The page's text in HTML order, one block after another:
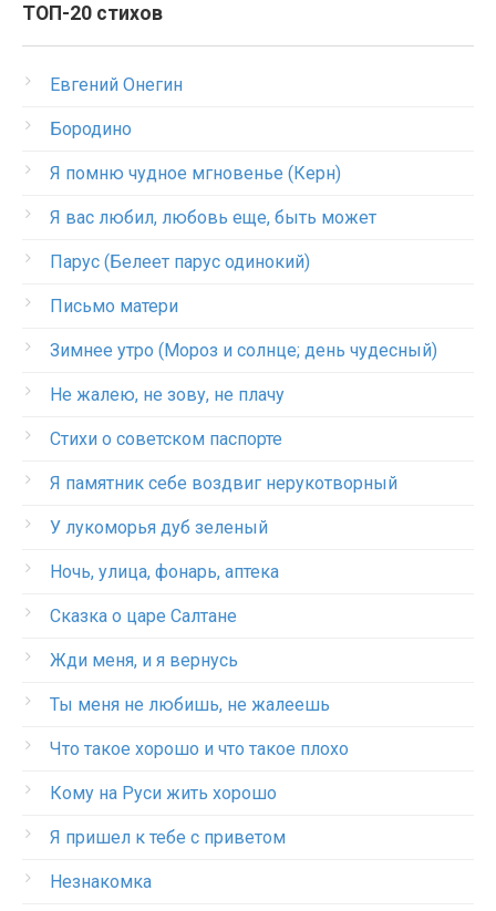
ТОП-20 стихов
Евгений Онегин
Бородино
Я помню чудное мгновенье (Керн)
Я вас любил, любовь еще, быть может
Парус (Белеет парус одинокий)
Письмо матери
Зимнее утро (Мороз и солнце; день чудесный)
Не жалею, не зову, не плачу
Стихи о советском паспорте
Я памятник себе воздвиг нерукотворный
У лукоморья дуб зеленый
Ночь, улица, фонарь, аптека
Сказка о царе Салтане
Жди меня, и я вернусь
Ты меня не любишь, не жалеешь
Что такое хорошо и что такое плохо
Кому на Руси жить хорошо
Я пришел к тебе с приветом
Незнакомка